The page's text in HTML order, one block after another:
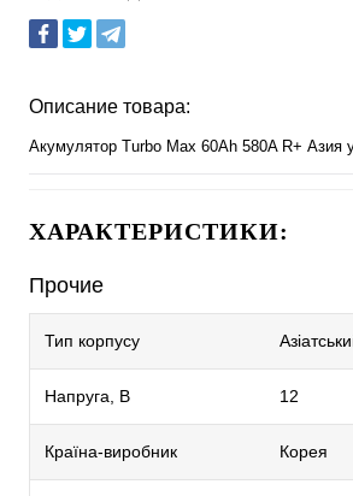
Описание товара:
Акумулятор Turbo Max 60Ah 580A R+ Азия
ХАРАКТЕРИСТИКИ:
Прочие
Тип корпусу
Напруга, В 12
Країна-виробник Корея